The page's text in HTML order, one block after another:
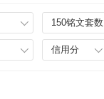
150铭文套数
信用分